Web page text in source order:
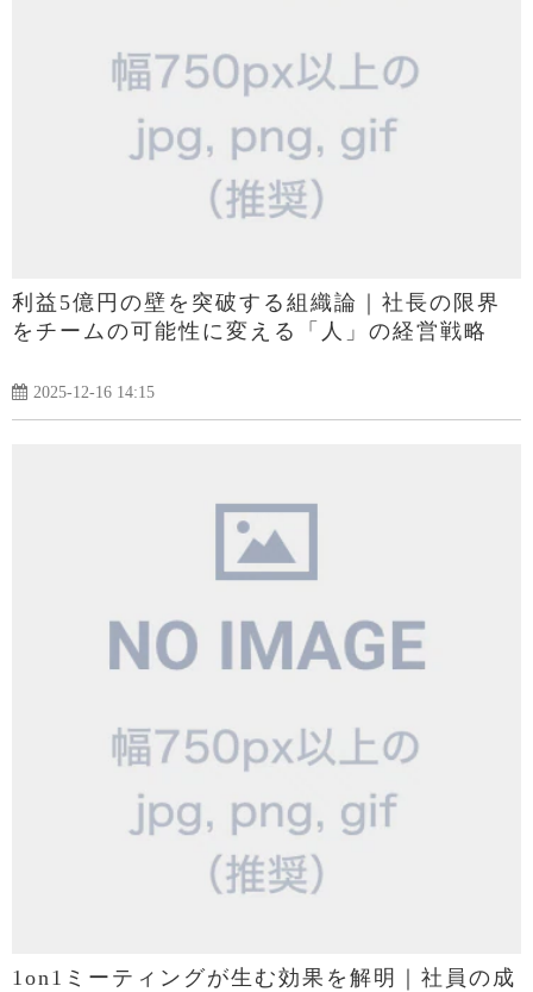
利益5億円の壁を突破する組織論｜社長の限界
をチームの可能性に変える「人」の経営戦略
2025-12-16 14:15
1on1ミーティングが生む効果を解明｜社員の成